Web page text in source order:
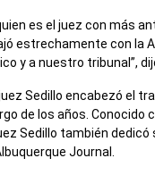
es el juez con más
estrechamente con la
y a nuestro tribunal”,
Sedillo encabezó el
de los años. Conocido
Sedillo también
Journal.